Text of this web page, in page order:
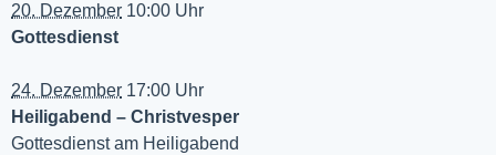
20. Dezember 10:00 Uhr
Gottesdienst
24. Dezember 17:00 Uhr
Heiligabend – Christvesper
Gottesdienst am Heiligabend